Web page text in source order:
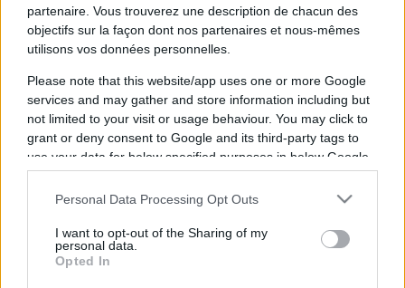
partenaire. Vous trouverez une description de chacun des
objectifs sur la façon dont nos partenaires et nous-mêmes
utilisons vos données personnelles.
Please note that this website/app uses one or more Google
services and may gather and store information including but
not limited to your visit or usage behaviour. You may click to
grant or deny consent to Google and its third-party tags to
use your data for below specified purposes in below Google
consent section.
Personal Data Processing Opt Outs
I want to opt-out of the Sharing of my
personal data.
Opted In
Vous trouverez ci-dessous la liste des futurs
Anthony Johnson. Ce boxeur des USA est né il
y a 42 ans, en 1984.